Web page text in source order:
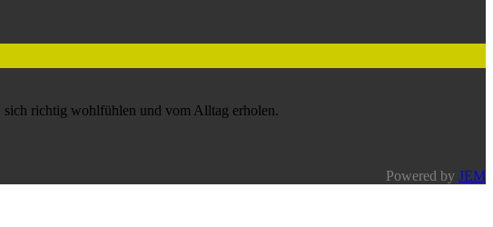
sich richtig wohlfühlen und vom Alltag erholen.
Powered by JEM